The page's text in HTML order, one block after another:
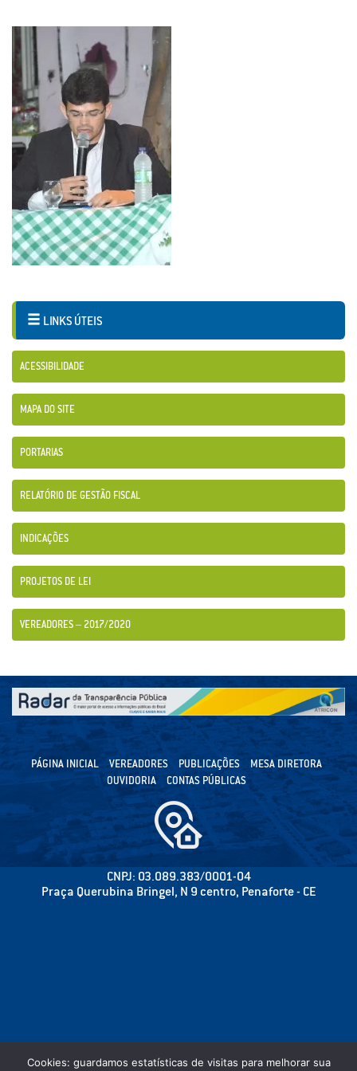
LINKS ÚTEIS
ACESSIBILIDADE
MAPA DO SITE
PORTARIAS
RELATÓRIO DE GESTÃO FISCAL
INDICAÇÕES
PROJETOS DE LEI
VEREADORES – 2017/2020
PÁGINA INICIAL VEREADORES PUBLICAÇÕES
MESA DIRETORA
OUVIDORIA
CONTAS PÚBLICAS
CNPJ: 03.089.383/0001-04
Praça Querubina Bringel, N 9 centro, Penaforte - CE
Cookies: guardamos estatísticas de visitas para melhorar sua